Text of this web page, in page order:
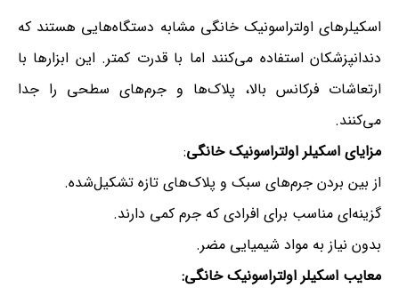
اسکیلرهای اولتراسونیک خانگی مشابه دستگاه‌هایی هستند که
دندانپزشکان استفاده می‌کنند اما با قدرت کمتر. این ابزارها با
ارتعاشات فرکانس بالا، پلاک‌ها و جرم‌های سطحی را جدا
می‌کنند.
مزایای اسکیلر اولتراسونیک خانگی:
از بین بردن جرم‌های سبک و پلاک‌های تازه تشکیل‌شده.
گزینه‌ای مناسب برای افرادی که جرم کمی دارند.
بدون نیاز به مواد شیمیایی مضر.
معایب اسکیلر اولتراسونیک خانگی: